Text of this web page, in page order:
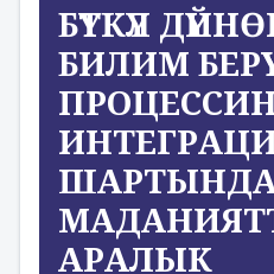
БҮТКҮЛ
БИЛИМ БЕРҮҮ
АРАЛЫК